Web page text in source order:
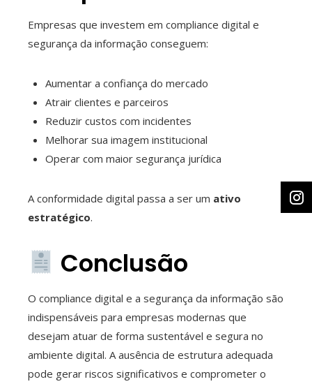
Empresas que investem em compliance digital e
segurança da informação conseguem:
Aumentar a confiança do mercado
Atrair clientes e parceiros
Reduzir custos com incidentes
Melhorar sua imagem institucional
Operar com maior segurança jurídica
A conformidade digital passa a ser um ativo
estratégico.
Conclusão
O compliance digital e a segurança da informação são
indispensáveis para empresas modernas que
desejam atuar de forma sustentável e segura no
ambiente digital. A ausência de estrutura adequada
pode gerar riscos significativos e comprometer o